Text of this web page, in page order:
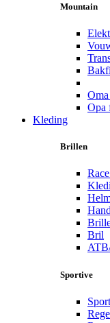
Mountain
Opa
Kleding
Brillen
Bril
Sportive